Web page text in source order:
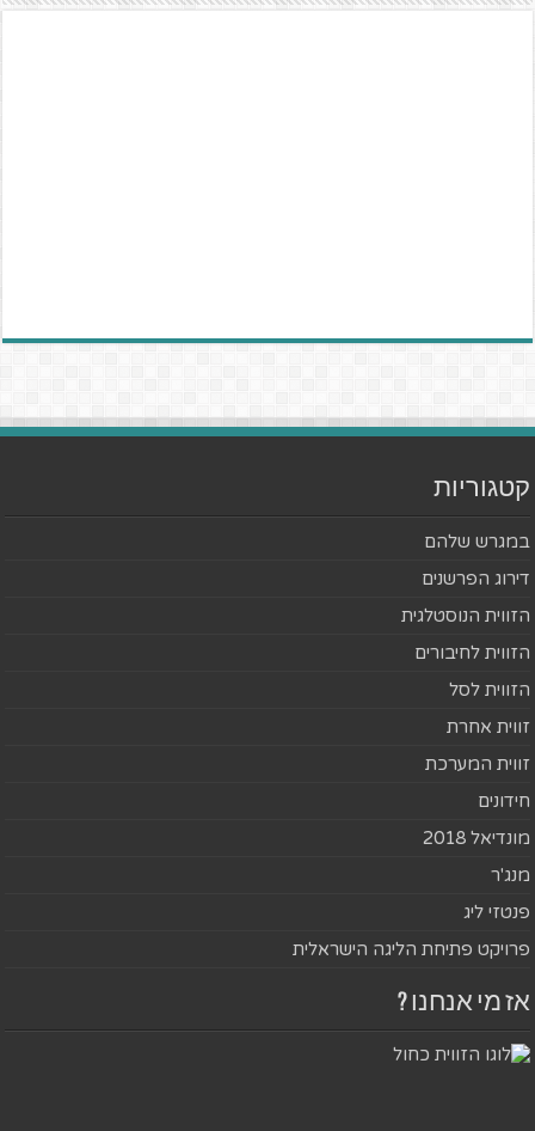
קטגוריות
במגרש שלהם
דירוג הפרשנים
הזווית הנוסטלגית
הזווית לחיבורים
הזווית לסל
זווית אחרת
זווית המערכת
חידונים
מונדיאל 2018
מנג'ר
פנטזי ליג
פרויקט פתיחת הליגה הישראלית
אז מי אנחנו ?